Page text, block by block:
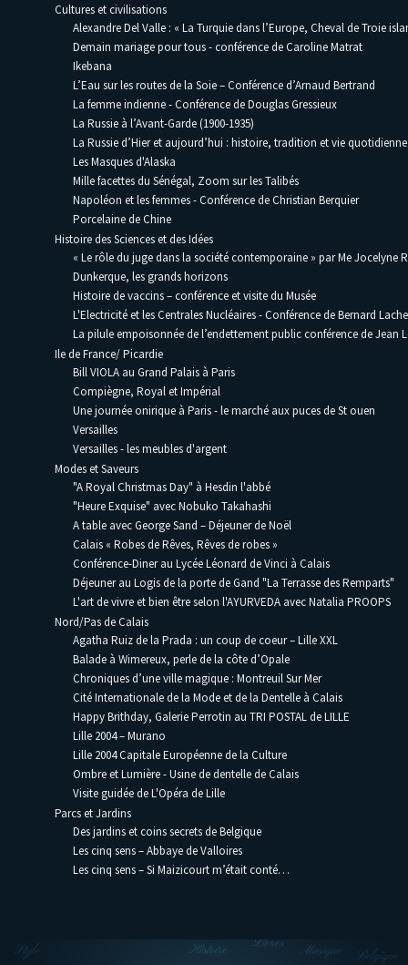
Cultures et civilisations
Alexandre Del Valle : « La Turquie dans l’Europe, Cheval de Troie
Demain mariage pour tous - conférence de Caroline Matrat
Ikebana
L’Eau sur les routes de la Soie – Conférence d’Arnaud Bertrand
La femme indienne - Conférence de Douglas Gressieux
La Russie à l’Avant-Garde (1900-1935)
La Russie d’Hier et aujourd’hui : histoire, tradition et vie quotidienne
Les Masques d'Alaska
Mille facettes du Sénégal, Zoom sur les Talibés
Napoléon et les femmes - Conférence de Christian Berquier
Porcelaine de Chine
Histoire des Sciences et des Idées
« Le rôle du juge dans la société contemporaine » par Me Jocelyne
Dunkerque, les grands horizons
Histoire de vaccins – conférence et visite du Musée
L'Electricité et les Centrales Nucléaires - Conférence de Bernard
La pilule empoisonnée de l’endettement public conférence de Jean
Ile de France/ Picardie
Bill VIOLA au Grand Palais à Paris
Compiègne, Royal et Impérial
Une journée onirique à Paris - le marché aux puces de St ouen
Versailles
Versailles - les meubles d'argent
Modes et Saveurs
"A Royal Christmas Day" à Hesdin l'abbé
"Heure Exquise" avec Nobuko Takahashi
A table avec George Sand – Déjeuner de Noël
Calais « Robes de Rêves, Rêves de robes »
Conférence-Diner au Lycée Léonard de Vinci à Calais
Déjeuner au Logis de la porte de Gand "La Terrasse des Remparts"
L'art de vivre et bien être selon l'AYURVEDA avec Natalia PROOPS
Nord/Pas de Calais
Agatha Ruiz de la Prada : un coup de coeur – Lille XXL
Balade à Wimereux, perle de la côte d’Opale
Chroniques d’une ville magique : Montreuil Sur Mer
Cité Internationale de la Mode et de la Dentelle à Calais
Happy Brithday, Galerie Perrotin au TRI POSTAL de LILLE
Lille 2004 – Murano
Lille 2004 Capitale Européenne de la Culture
Ombre et Lumière - Usine de dentelle de Calais
Visite guidée de L'Opéra de Lille
Parcs et Jardins
Des jardins et coins secrets de Belgique
Les cinq sens – Abbaye de Valloires
Les cinq sens – Si Maizicourt m’était conté…